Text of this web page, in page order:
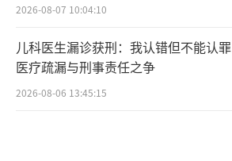
2026-08-07 10:04:10
儿科医生漏诊获刑：我认错但不能认罪
医疗疏漏与刑事责任之争
2026-08-06 13:45:15